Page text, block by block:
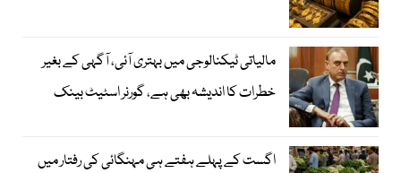
مالیاتی ٹیکنالوجی میں بہتری آئی، آگہی کے بغیر
خطرات کا اندیشہ بھی ہے، گورنر اسٹیٹ بینک
اگست کے پہلے ہفتے ہی مہنگائی کی رفتار میں